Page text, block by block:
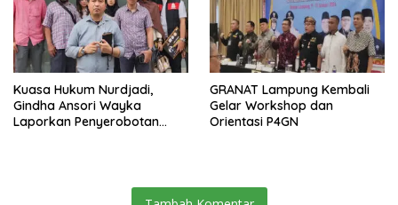
Kuasa Hukum Nurdjadi,
Gindha Ansori Wayka
Laporkan Penyerobotan
GRANAT Lampung Kembali
Gelar Workshop dan
Orientasi P4GN